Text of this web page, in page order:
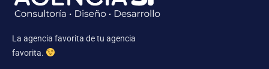
La agencia favorita de tu agencia
favorita.